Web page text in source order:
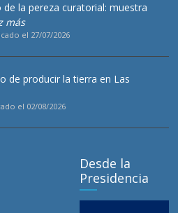
de la pereza curatorial: muestra
más
el 27/07/2026
de producir la tierra en Las
el 02/08/2026
Desde la
Presidencia